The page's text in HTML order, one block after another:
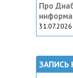
Про
31.07.2026
ЗАПИСЬ